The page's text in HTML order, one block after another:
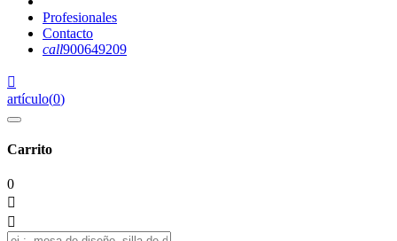
Profesionales
Contacto
call900649209

artículo(0)
Carrito
0

